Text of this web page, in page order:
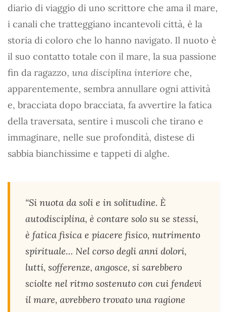
diario di viaggio di uno scrittore che ama il mare,
i canali che tratteggiano incantevoli città, è la
storia di coloro che lo hanno navigato. Il nuoto è
il suo contatto totale con il mare, la sua passione
fin da ragazzo, una disciplina interiore che,
apparentemente, sembra annullare ogni attività
e, bracciata dopo bracciata, fa avvertire la fatica
della traversata, sentire i muscoli che tirano e
immaginare, nelle sue profondità, distese di
sabbia bianchissime e tappeti di alghe.
“Si nuota da soli e in solitudine. È
autodisciplina, è contare solo su se stessi,
è fatica fisica e piacere fisico, nutrimento
spirituale… Nel corso degli anni dolori,
lutti, sofferenze, angosce, si sarebbero
sciolte nel ritmo sostenuto con cui fendevi
il mare, avrebbero trovato una ragione